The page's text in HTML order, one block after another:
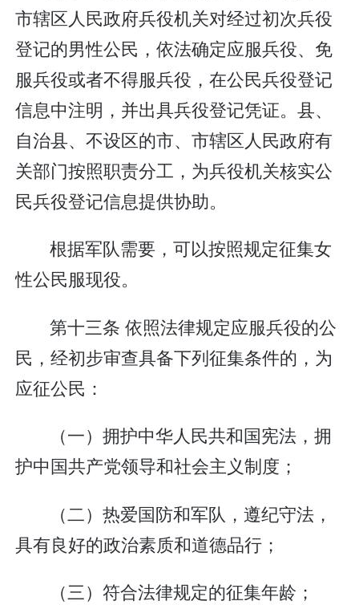
市辖区人民政府兵役机关对经过初次兵役
登记的男性公民，依法确定应服兵役、免
服兵役或者不得服兵役，在公民兵役登记
信息中注明，并出具兵役登记凭证。县、
自治县、不设区的市、市辖区人民政府有
关部门按照职责分工，为兵役机关核实公
民兵役登记信息提供协助。
根据军队需要，可以按照规定征集女
性公民服现役。
第十三条 依照法律规定应服兵役的公
民，经初步审查具备下列征集条件的，为
应征公民：
（一）拥护中华人民共和国宪法，拥
护中国共产党领导和社会主义制度；
（二）热爱国防和军队，遵纪守法，
具有良好的政治素质和道德品行；
（三）符合法律规定的征集年龄；